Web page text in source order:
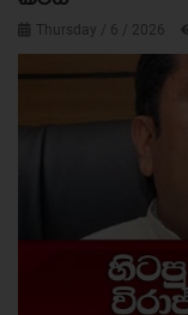
Thursday / 6 / 2026